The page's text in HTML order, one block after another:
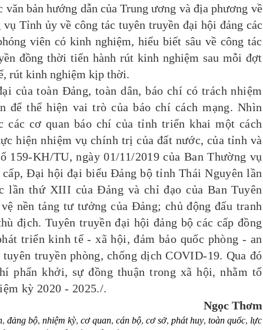
bản hướng dẫn của Trung ương và địa phương về
Tỉnh ủy về công tác tuyên truyền đại hội đảng các
viên có kinh nghiệm, hiểu biết sâu về công tác
đồng thời tiến hành rút kinh nghiệm sau mỗi đợt
rút kinh nghiệm kịp thời.
toàn Đảng, toàn dân, báo chí có trách nhiệm
để thể hiện vai trò của báo chí cách mạng. Nhìn
các cơ quan báo chí của tỉnh triển khai một cách
hiện nhiệm vụ chính trị của đất nước, của tỉnh và
159-KH/TU, ngày 01/11/2019 của Ban Thường vụ
Đại hội đại biểu Đảng bộ tỉnh Thái Nguyên lần
thứ XIII của Đảng và chỉ đạo của Ban Tuyên
nền tảng tư tưởng của Đảng; chủ động đấu tranh
địch. Tuyên truyền đại hội đảng bộ các cấp đồng
triển kinh tế - xã hội, đảm bảo quốc phòng - an
truyền phòng, chống dịch COVID-19. Qua đó
phấn khởi, sự đồng thuận trong xã hội, nhằm tổ
kỳ 2020 - 2025./.
Ngọc Thơm
, đảng bộ, nhiệm kỳ, cơ quan, cán bộ, cơ sở, phát huy, toàn quốc, lực